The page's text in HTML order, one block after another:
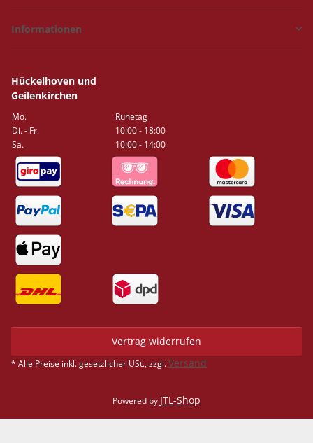
Informationen
Hückelhoven und
Geilenkirchen
Mo.
Ruhetag
Di. - Fr.
10:00 - 18:00
Sa.
10:00 - 14:00
Vertrag widerrufen
* Alle Preise inkl. gesetzlicher USt., zzgl.Versand
Powered by JTL-Shop